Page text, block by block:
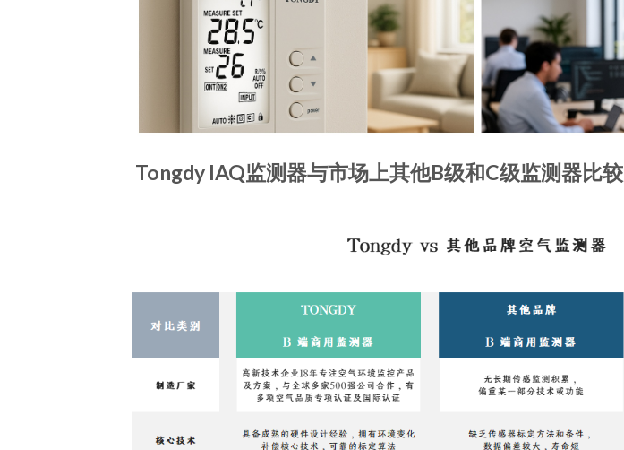
Tongdy IAQ监测器与市场上其他B级和C级监测器比较